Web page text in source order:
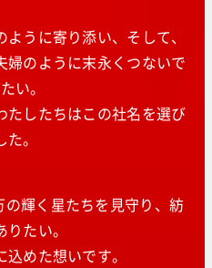
うに寄り添い、そして、
のように末永くつないで
い。
たしたちはこの社名を選び
た。
輝く星たちを見守り、紡
りたい。
めた想いです。